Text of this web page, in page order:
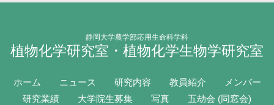
静岡大学農学部応用生命科学科
植物化学研究室・植物化学生物学研究室
ホーム ニュース 研究内容 教員紹介
メンバー
研究業績
大学院生募集 写真 五劫会 (同窓会)